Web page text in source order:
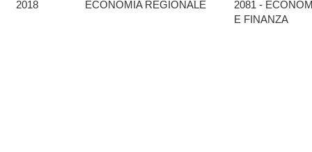
2018 ECONOMIA REGIONALE
2081 -
E FINANZA